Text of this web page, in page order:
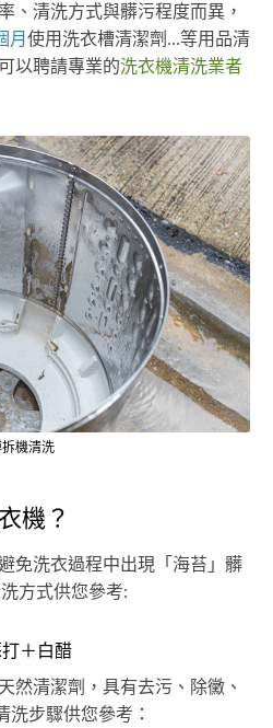
、清洗方式與髒污程度而異，
月 使用洗衣槽清潔劑…等用品清
可以聘請專業的洗衣機清洗業者
機清洗
機？
免洗衣過程中出現「海苔」髒
方式供您參考:
＋白醋
然清潔劑，具有去污、除黴、
洗步驟供您參考：